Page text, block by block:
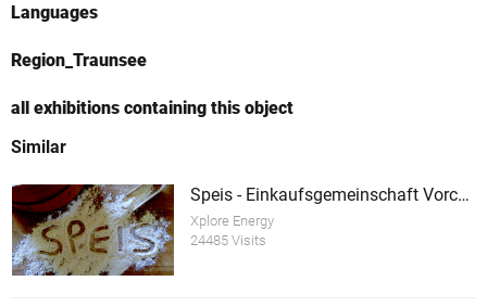
Languages
Region_Traunsee
all exhibitions containing this object
Similar
Speis - Einkaufsgemeinschaft Vorchdorf
Xplore Energy
24485 Visits